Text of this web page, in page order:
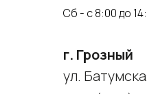
Сб - с 8:00 до
г. Грозный
ул.